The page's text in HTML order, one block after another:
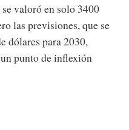
valoró en solo 3400
las previsiones, que se
dólares para 2030,
punto de inflexión